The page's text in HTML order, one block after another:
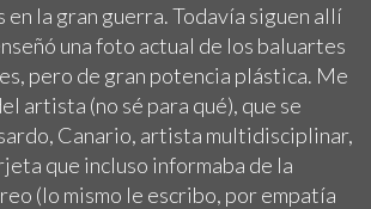
en la gran guerra. Todavía siguen allí
una foto actual de los baluartes
pero de gran potencia plástica. Me
artista (no sé para qué), que se
Canario, artista multidisciplinar,
que incluso informaba de la
(lo mismo le escribo, por empatía